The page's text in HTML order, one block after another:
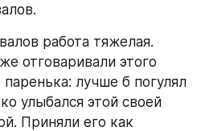
работа тяжелая.
отговаривали этого
лучше б погулял
улыбался этой своей
Приняли его как